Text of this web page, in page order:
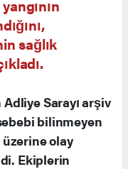
sağlık
Sarayı arşiv
bilinmeyen
üzerine olay
Ekiplerin